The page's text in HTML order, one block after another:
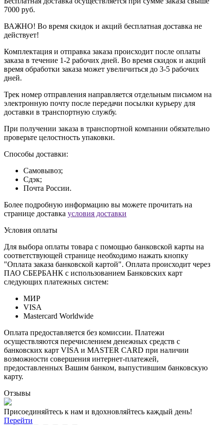
7000 руб.
ВАЖНО! Во время скидок и акций бесплатная доставка не
действует!
Комплектация и отправка заказа происходит после оплаты
заказа в течение 1-2 рабочих дней. Во время скидок и акций
время обработки заказа может увеличиться до 3-5 рабочих
дней.
Трек номер отправления направляется отдельным письмом на
электронную почту после передачи посылки курьеру для
доставки в транспортную службу.
При получении заказа в транспортной компании обязательно
проверьте целостность упаковки.
Способы доставки:
Самовывоз;
Сдэк;
Почта России.
Более подробную информацию вы можете прочитать на
странице доставка условия доставки
Условия оплаты
Для выбора оплаты товара с помощью банковской карты на
соответствующей странице необходимо нажать кнопку
"Оплата заказа банковской картой". Оплата происходит через
ПАО СБЕРБАНК с использованием Банковских карт
следующих платежных систем:
МИР
VISA
Mastercard Worldwide
Оплата предоставляется без комиссии. Платежи
осуществляются перечислением денежных средств с
банковских карт VISA и MASTER CARD при наличии
возможности совершения интернет-платежей,
предоставленных Вашим банком, выпустившим банковскую
карту.
Отзывы
Присоединяйтесь к нам и вдохновляйтесь каждый день!
Перейти